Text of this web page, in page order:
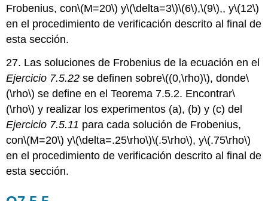
Frobenius, con\(M=20\) y\(\delta=3\)\(6\),\(9\),, y\(12\)
en el procedimiento de verificación descrito al final de
esta sección.
27. Las soluciones de Frobenius de la ecuación en el
Ejercicio 7.5.22 se definen sobre\((0,\rho)\), donde\
(\rho\) se define en el Teorema 7.5.2. Encontrar\
(\rho\) y realizar los experimentos (a), (b) y (c) del
Ejercicio 7.5.11 para cada solución de Frobenius,
con\(M=20\) y\(\delta=.25\rho\)\(.5\rho\), y\(.75\rho\)
en el procedimiento de verificación descrito al final de
esta sección.